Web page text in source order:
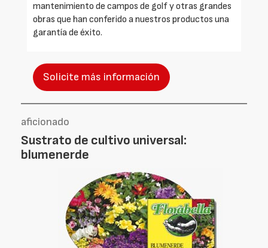
mantenimiento de campos de golf y otras grandes
obras que han conferido a nuestros productos una
garantía de éxito.
Solicite más información
aficionado
Sustrato de cultivo universal:
blumenerde